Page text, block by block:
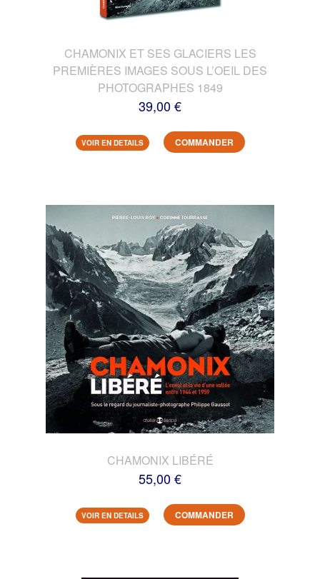
CHAMONIX ET SES GLACIERS LES
PREMIÈRES IMAGES SOUS L’OEIL DES
PHOTOGRAPHES 1849
39,00 €
VOIR EN DETAILS COMMANDER
CHAMONIX LIBÉRÉ
55,00 €
VOIR EN DETAILS COMMANDER